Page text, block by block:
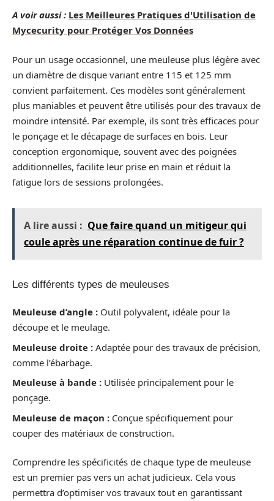
A voir aussi : Les Meilleures Pratiques d'Utilisation de
Mycecurity pour Protéger Vos Données
Pour un usage occasionnel, une meuleuse plus légère avec
un diamètre de disque variant entre 115 et 125 mm
convient parfaitement. Ces modèles sont généralement
plus maniables et peuvent être utilisés pour des travaux de
moindre intensité. Par exemple, ils sont très efficaces pour
le ponçage et le décapage de surfaces en bois. Leur
conception ergonomique, souvent avec des poignées
additionnelles, facilite leur prise en main et réduit la
fatigue lors de sessions prolongées.
A lire aussi : Que faire quand un mitigeur qui
coule après une réparation continue de fuir ?
Les différents types de meuleuses
Meuleuse d’angle : Outil polyvalent, idéale pour la
découpe et le meulage.
Meuleuse droite : Adaptée pour des travaux de précision,
comme l’ébarbage.
Meuleuse à bande : Utilisée principalement pour le
ponçage.
Meuleuse de maçon : Conçue spécifiquement pour
couper des matériaux de construction.
Comprendre les spécificités de chaque type de meuleuse
est un premier pas vers un achat judicieux. Cela vous
permettra d’optimiser vos travaux tout en garantissant